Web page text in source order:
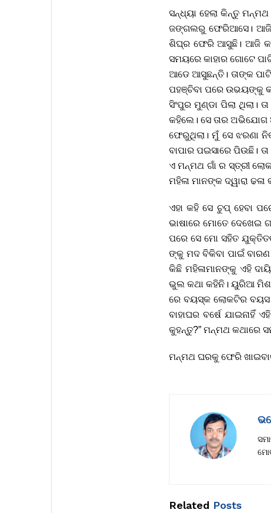
ସନ୍ଧ୍ୟା ହେଲା କିନ୍ତୁ
ଜଙ୍ଗଲରୁ ଫେରିଆସେ। ଆଜି
ଶିଘ୍ର ଫେରି ଆସୁଛି। ଆଜି
ସମୟରେ କାହାର ଗୋଟେ
ଆଡେ ଆସୁଛନ୍ତି। ତାଙ୍କ
ପହଞ୍ଚିବା ପରେ ଉଭୟଙ୍କୁ
ସିଂପୁର ମୁଣ୍ଡା ପିଲା ଥିଲା।
କହିଲେ। ସେ ତାର
ଫେରୁଥିଲା। ମୁଁ ସେ ଝରଣା
ବାପାର ପଇସାରେ ପିଉଛି।
ଏ ମନ୍ମଥ ଗାଁ ର ସ୍ତ୍ରୀ
ମହିଳା ମାନଙ୍କ ଦ୍ୱାରା ଢଳା
ଏହା କହି ସେ ଚୁପ୍ ହେବା
ଭାଷାରେ ମୋତେ ଦେଖେଇ
ପରେ ସେ ମୋ ସହିତ
ଙ୍କୁ ମଦ ବିକିବା ପାଇଁ
କିଛି ମହିଳାମାନଙ୍କୁ ଏହି
ଭୁଲ କଥା କହିନି। ୟୁରିଆ
ରେ ବୟସ୍କ ଲୋକଟିର ବୟସ
ବାହାଘର ବର୍ଷେ ଯାଇନାହିଁ
କୁହନ୍ତୁ?” ମନ୍ମଥ କଥାରେ
ମନ୍ମଥ ଘରକୁ ଫେରି
Related Posts